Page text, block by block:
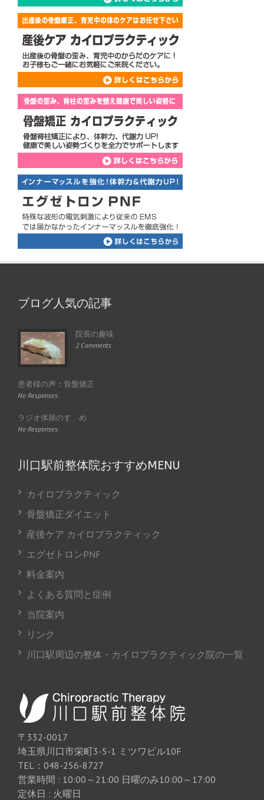
ブログ人気の記事
院長の趣味
2 Comments
患者様の声：骨盤矯正
No Responses.
ラジオ体操のすゝめ
No Responses.
川口駅前整体院おすすめMENU
カイロプラクティック
骨盤矯正ダイエット
産後ケア カイロプラクティック
エグゼトロンPNF
料金案内
よくある質問と症例
当院案内
リンク
川口駅周辺の整体・カイロプラクティック院の一覧
〒332-0017
埼玉県川口市栄町3-5-1 ミツワビル10F
TEL：048-256-8727
営業時間 : 10:00～21:00 日曜のみ10:00～17:00
定休日 : 火曜日